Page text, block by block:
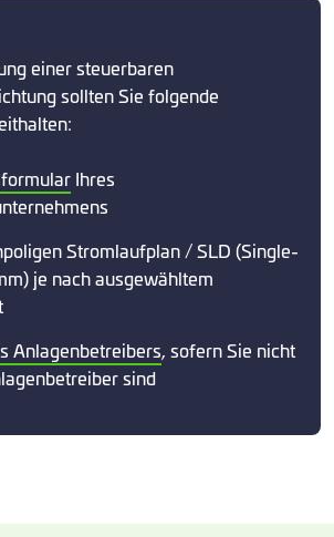
einer steuerbaren
sollten Sie folgende
Ihres
Stromlaufplan / SLD (Single-
je nach ausgewähltem
Anlagenbetreibers, sofern Sie nicht
sind